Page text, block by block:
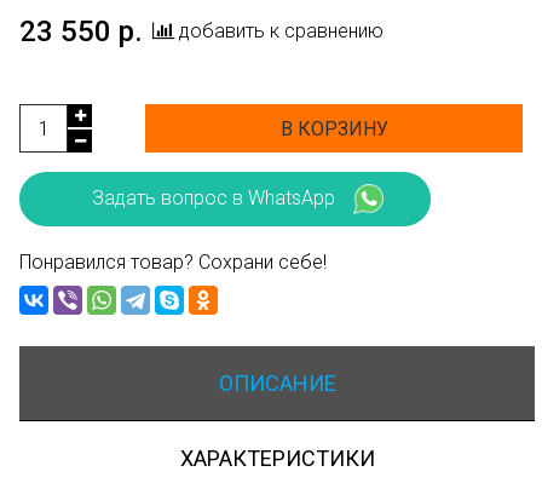
23 550 р. добавить к сравнению
В КОРЗИНУ
Задать вопрос в WhatsApp
Понравился товар? Сохрани себе!
ОПИСАНИЕ
ХАРАКТЕРИСТИКИ